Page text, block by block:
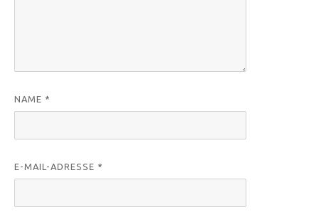
NAME *
E-MAIL-ADRESSE *